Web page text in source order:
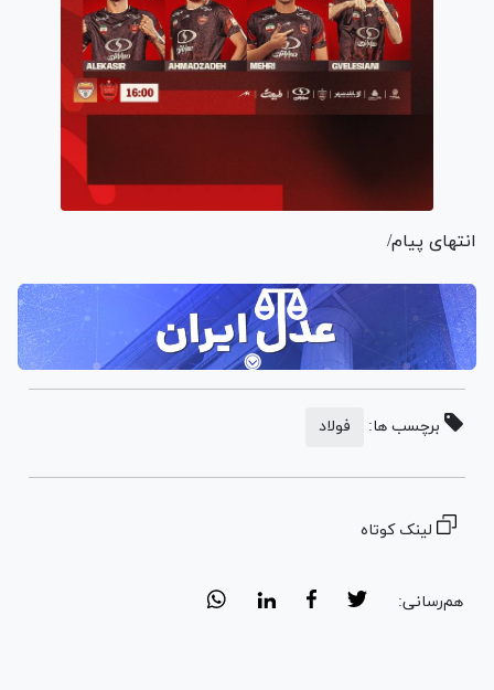
انتهای پیام/
برچسب ها: فولاد
لینک کوتاه
هم‌رسانی: